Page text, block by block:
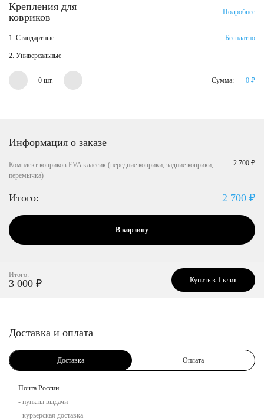
Крепления для
ковриков
Подробнее
1. Стандартные Бесплатно
2. Универсальные
0 шт. Сумма: 0 ₽
Информация о заказе
Комплект ковриков EVA классик (передние коврики, задние коврики,
перемычка)
2 700 ₽
Итого: 2 700 ₽
В корзину
Итого:
3 000 ₽ Купить в 1 клик
Доставка и оплата
Доставка Оплата
Почта России
- пункты выдачи
- курьерская доставка